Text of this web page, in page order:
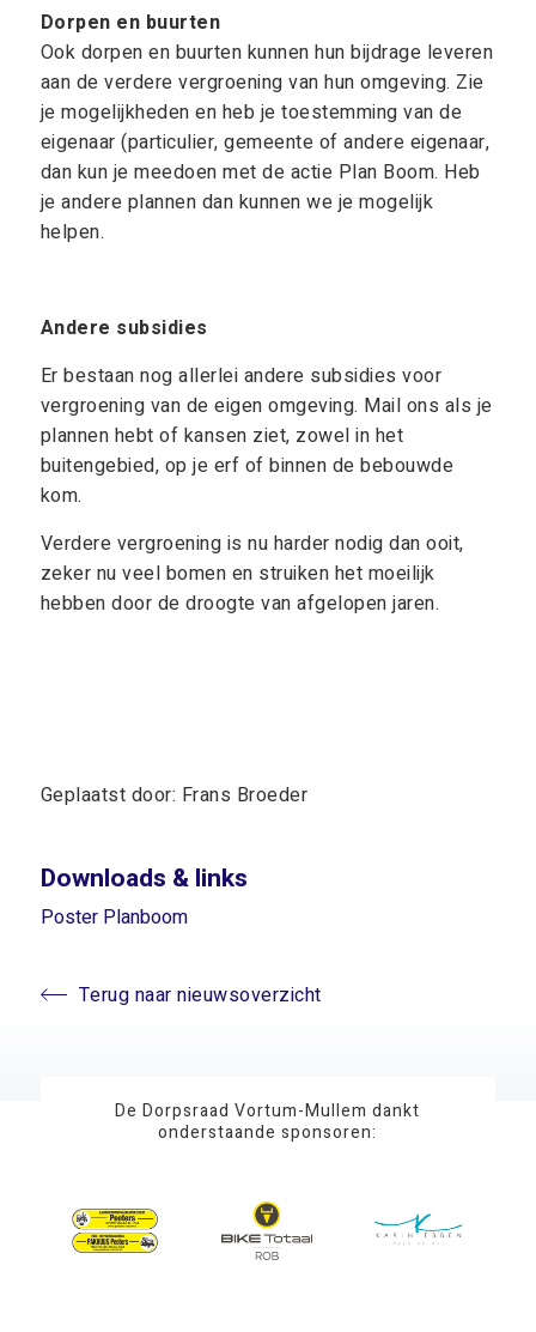
Dorpen en buurten
Ook dorpen en buurten kunnen hun bijdrage leveren
aan de verdere vergroening van hun omgeving. Zie
je mogelijkheden en heb je toestemming van de
eigenaar (particulier, gemeente of andere eigenaar,
dan kun je meedoen met de actie Plan Boom. Heb
je andere plannen dan kunnen we je mogelijk
helpen.
Andere subsidies
Er bestaan nog allerlei andere subsidies voor
vergroening van de eigen omgeving. Mail ons als je
plannen hebt of kansen ziet, zowel in het
buitengebied, op je erf of binnen de bebouwde
kom.
Verdere vergroening is nu harder nodig dan ooit,
zeker nu veel bomen en struiken het moeilijk
hebben door de droogte van afgelopen jaren.
Geplaatst door: Frans Broeder
Downloads & links
Poster Planboom
Terug naar nieuwsoverzicht
De Dorpsraad Vortum-Mullem dankt
onderstaande sponsoren: